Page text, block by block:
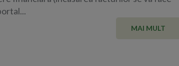
MAI MULT